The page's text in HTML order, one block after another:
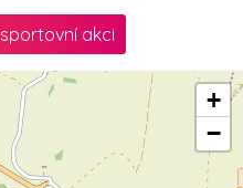
sportovní akci
+
−